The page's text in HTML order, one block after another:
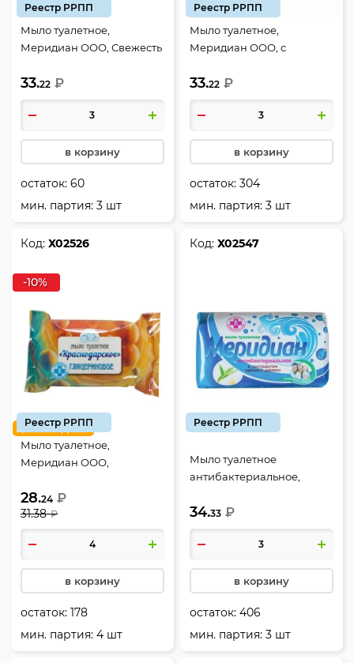
Реестр РРПП
Мыло туалетное,
Меридиан ООО, Свежесть
33.22 ₽
в корзину
остаток:60
мин. партия: 3 шт
Реестр РРПП
Мыло туалетное,
Меридиан ООО, с
33.22 ₽
в корзину
остаток:304
мин. партия: 3 шт
Код:Х02526
-10%
цена недели
Реестр РРПП
Мыло туалетное,
Меридиан ООО,
28.24 ₽
31.38 ₽
в корзину
остаток:178
мин. партия: 4 шт
Код:Х02547
Реестр РРПП
Мыло туалетное
антибактериальное,
34.33 ₽
в корзину
остаток:406
мин. партия: 3 шт